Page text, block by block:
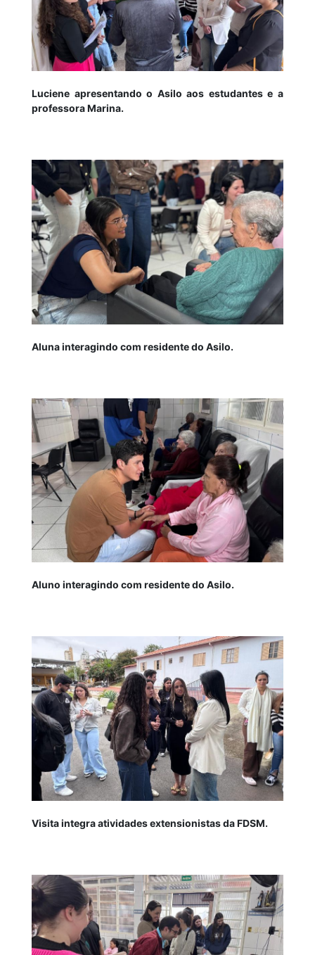
Luciene apresentando o Asilo aos estudantes e a
professora Marina.
Aluna interagindo com residente do Asilo.
Aluno interagindo com residente do Asilo.
Visita integra atividades extensionistas da FDSM.